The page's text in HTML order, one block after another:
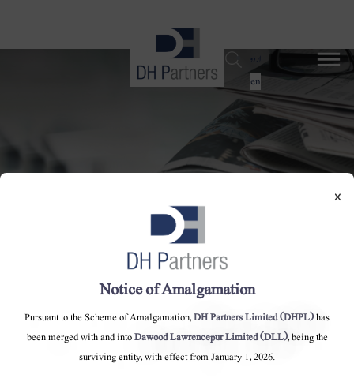
×
Notice of Amalgamation
Pursuant to the Scheme of Amalgamation,DH Partners Limited (DHPL)has
been merged with and intoDawood Lawrencepur Limited (DLL), being the
surviving entity, with effect from January 1, 2026.
dehaze
اردو
en
٧ط اگست, ۲۰۱۵ -اینگرو فرٹیلائزرز کو
'نیشنل فنانس چیمپیئن ۲۰۱۵' ٹرافی سے نوازا
گیا